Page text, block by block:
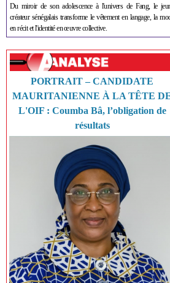
Du miroir de son adolescence à l'univers de Fang, le
créateur sénégalais transforme le vêtement en langage, la
en récit et l'identité en œuvre collective.
PORTRAIT – CANDIDATE
MAURITANIENNE À LA TÊTE
L'OIF : Coumba Bâ, l’obligation de
résultats